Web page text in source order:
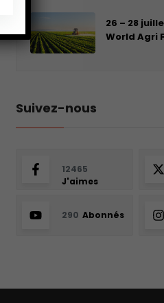
26 – 28
World Agri
Suivez-nous
12465
J'aimes
290 Abonnés